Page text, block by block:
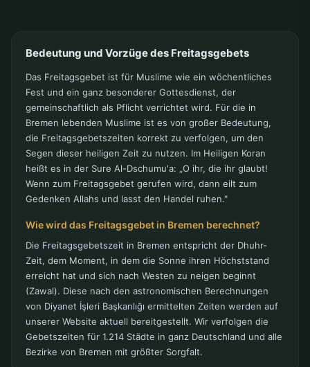
Bedeutung und Vorzüge des Freitagsgebets
Das Freitagsgebet ist für Muslime wie ein wöchentliches
Fest und ein ganz besonderer Gottesdienst, der
gemeinschaftlich als Pflicht verrichtet wird. Für die in
Bremen lebenden Muslime ist es von großer Bedeutung,
die Freitagsgebetszeiten korrekt zu verfolgen, um den
Segen dieser heiligen Zeit zu nutzen. Im Heiligen Koran
heißt es in der Sure Al-Dschumu'a: „O ihr, die ihr glaubt!
Wenn zum Freitagsgebet gerufen wird, dann eilt zum
Gedenken Allahs und lasst den Handel ruhen."
Wie wird das Freitagsgebet in Bremen berechnet?
Die Freitagsgebetszeit in Bremen entspricht der Dhuhr-
Zeit, dem Moment, in dem die Sonne ihren Höchststand
erreicht hat und sich nach Westen zu neigen beginnt
(Zawal). Diese nach den astronomischen Berechnungen
von Diyanet İşleri Başkanlığı ermittelten Zeiten werden auf
unserer Website aktuell bereitgestellt. Wir verfolgen die
Gebetszeiten für 1.214 Städte in ganz Deutschland und alle
Bezirke von Bremen mit größter Sorgfalt.